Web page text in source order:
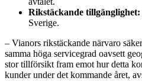
Rikstäckande tillgänglighet:
Sverige.
– Vianors rikstäckande närvaro
samma höga servicegrad oavsett
stor tillförsikt fram emot hur detta
kunder under det kommande året,